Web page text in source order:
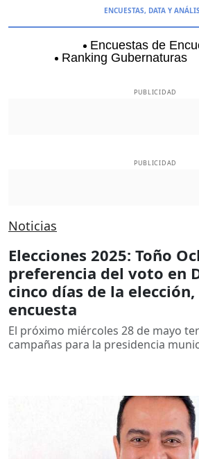
ENCUESTAS, DATA Y
Encuestas de
Ranking Gubernaturas
PUBLICIDAD
PUBLICIDAD
Noticias
Elecciones 2025: Toño
preferencia del voto en
cinco días de la elección,
encuesta
El próximo miércoles 28 de mayo
campañas para la presidencia